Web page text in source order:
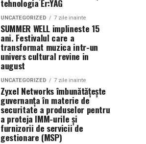
tehnologia Er:YAG
UNCATEGORIZED 7 zile inainte
SUMMER WELL implineste 15
ani. Festivalul care a
transformat muzica intr-un
univers cultural revine in
august
UNCATEGORIZED 7 zile inainte
Zyxel Networks îmbunătățește
guvernanța în materie de
securitate a produselor pentru
a proteja IMM-urile și
furnizorii de servicii de
gestionare (MSP)